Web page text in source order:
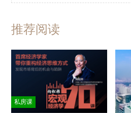
推荐阅读
私房课